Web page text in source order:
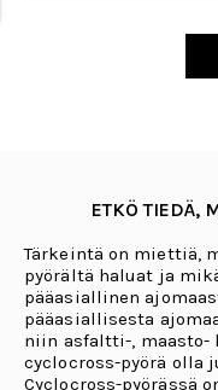
ETKÖ TIEDÄ,
Tärkeintä on miettiä,
pyörältä haluat ja
pääasiallinen
pääasiallisesta
niin asfaltti-, maasto-
cyclocross-pyörä olla
Cyclocross-pyörässä